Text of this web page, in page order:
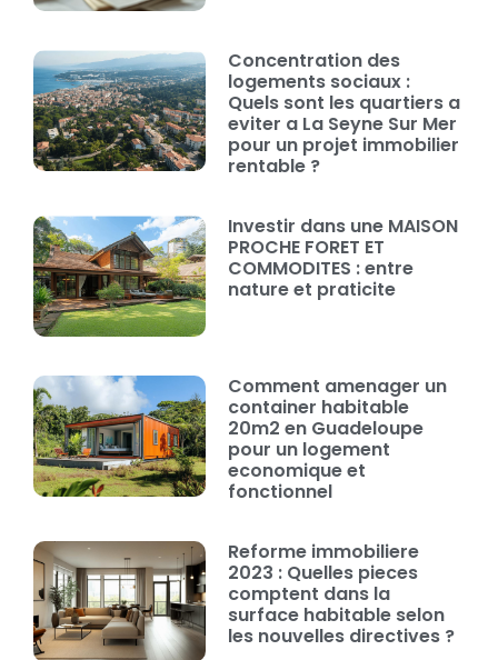
Concentration des
logements sociaux :
Quels sont les quartiers a
eviter a La Seyne Sur Mer
pour un projet immobilier
rentable ?
Investir dans une MAISON
PROCHE FORET ET
COMMODITES : entre
nature et praticite
Comment amenager un
container habitable
20m2 en Guadeloupe
pour un logement
economique et
fonctionnel
Reforme immobiliere
2023 : Quelles pieces
comptent dans la
surface habitable selon
les nouvelles directives ?